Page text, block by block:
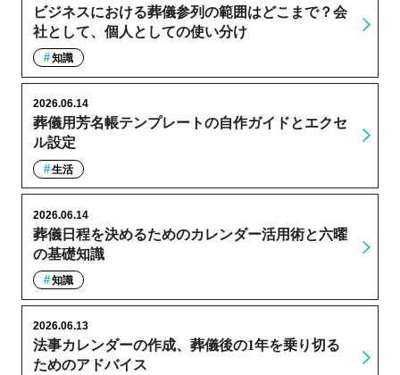
ビジネスにおける葬儀参列の範囲はどこまで？会
社として、個人としての使い分け
知識
葬儀用芳名帳テンプレートの自作ガイドとエクセ
ル設定
2026.06.14
生活
葬儀日程を決めるためのカレンダー活用術と六曜
の基礎知識
2026.06.14
知識
法事カレンダーの作成、葬儀後の1年を乗り切る
ためのアドバイス
2026.06.13